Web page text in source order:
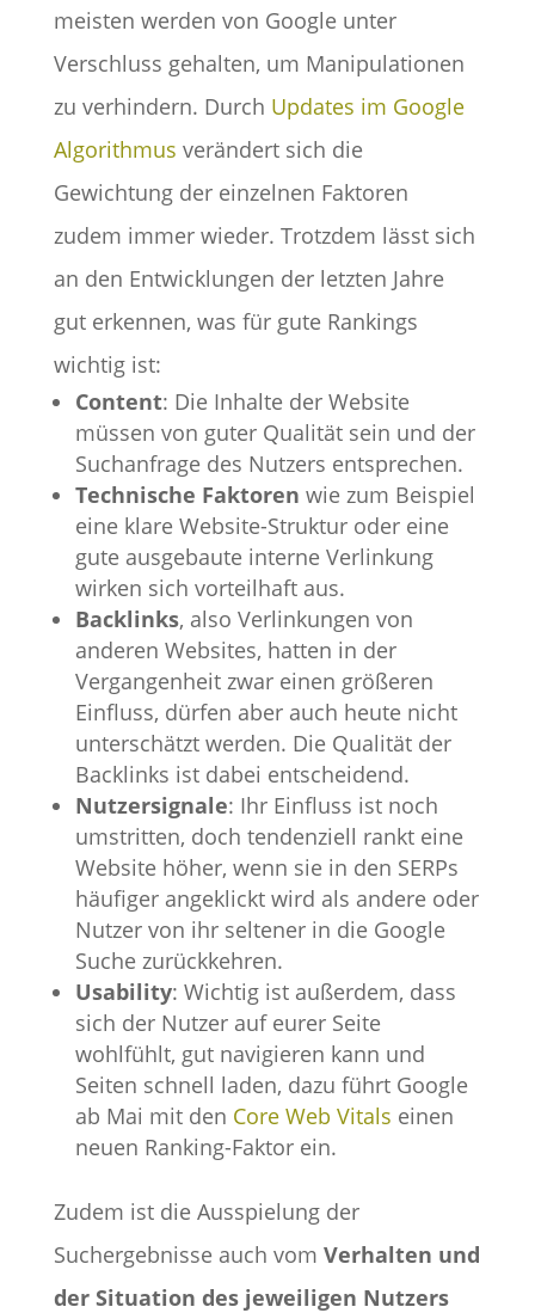
meisten werden von Google unter
Verschluss gehalten, um Manipulationen
zu verhindern. Durch Updates im Google
Algorithmus verändert sich die
Gewichtung der einzelnen Faktoren
zudem immer wieder. Trotzdem lässt sich
an den Entwicklungen der letzten Jahre
gut erkennen, was für gute Rankings
wichtig ist:
Content: Die Inhalte der Website
müssen von guter Qualität sein und der
Suchanfrage des Nutzers entsprechen.
Technische Faktoren wie zum Beispiel
eine klare Website-Struktur oder eine
gute ausgebaute interne Verlinkung
wirken sich vorteilhaft aus.
Backlinks, also Verlinkungen von
anderen Websites, hatten in der
Vergangenheit zwar einen größeren
Einfluss, dürfen aber auch heute nicht
unterschätzt werden. Die Qualität der
Backlinks ist dabei entscheidend.
Nutzersignale: Ihr Einfluss ist noch
umstritten, doch tendenziell rankt eine
Website höher, wenn sie in den SERPs
häufiger angeklickt wird als andere oder
Nutzer von ihr seltener in die Google
Suche zurückkehren.
Usability: Wichtig ist außerdem, dass
sich der Nutzer auf eurer Seite
wohlfühlt, gut navigieren kann und
Seiten schnell laden, dazu führt Google
ab Mai mit den Core Web Vitals einen
neuen Ranking-Faktor ein.
Zudem ist die Ausspielung der
Suchergebnisse auch vom Verhalten und
der Situation des jeweiligen Nutzers